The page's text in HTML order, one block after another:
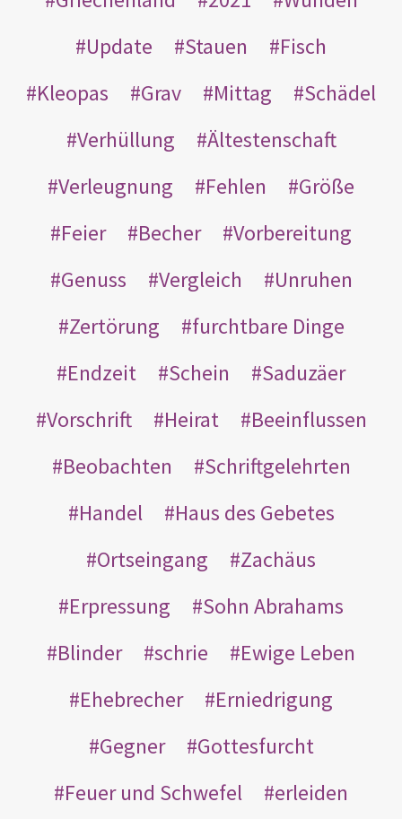
Update
Stauen
Fisch
Kleopas
Grav Mittag
Schädel
Verhüllung
Ältestenschaft
Verleugnung
Fehlen
Größe
Feier
Becher
Vorbereitung
Genuss
Vergleich
Unruhen
Zertörung
furchtbare Dinge
Endzeit
Schein
Saduzäer
Vorschrift
Heirat
Beeinflussen
Beobachten
Schriftgelehrten
Handel
Haus des Gebetes
Ortseingang
Zachäus
Erpressung
Sohn Abrahams
Blinder
schrie
Ewige Leben
Ehebrecher
Erniedrigung
Gegner
Gottesfurcht
Feuer und Schwefel
erleiden